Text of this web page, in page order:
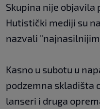
Skupina nije objavila
Hutistički mediji su
nazvali
Kasno u subotu u
podzemna skladišta
lanseri i druga